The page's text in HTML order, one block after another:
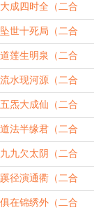
成四时全（二合
世十死局（二合
莲生明泉（二合
水现河源（二合
炁大成仙（二合
法半缘君（二合
九欠太阴（二合
径演通衢（二合
在锦绣外（二合